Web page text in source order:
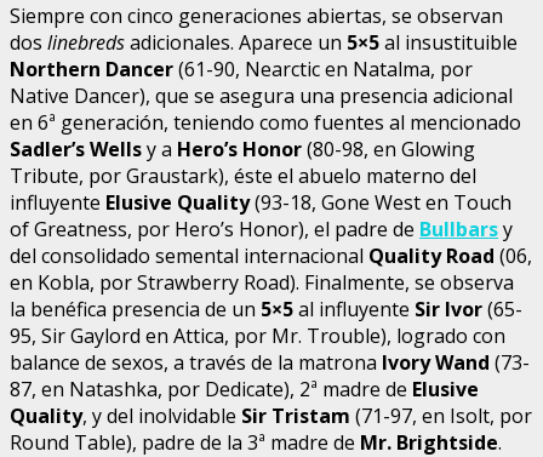
Siempre con cinco generaciones abiertas, se observan
dos linebredsadicionales. Aparece un 5×5al insustituible
Northern Dancer(61-90, Nearctic en Natalma, por
Native Dancer), que se asegura una presencia adicional
en 6ª generación, teniendo como fuentes al mencionado
Sadler’s Wellsy a Hero’s Honor(80-98, en Glowing
Tribute, por Graustark), éste el abuelo materno del
influyente Elusive Quality(93-18, Gone West en Touch
of Greatness, por Hero’s Honor), el padre de Bullbarsy
del consolidado semental internacional Quality Road (06,
en Kobla, por Strawberry Road). Finalmente, se observa
la benéfica presencia de un 5×5al influyente Sir Ivor(65-
95, Sir Gaylord en Attica, por Mr. Trouble), logrado con
balance de sexos, a través de la matrona Ivory Wand (73-
87, en Natashka, por Dedicate), 2ª madre de Elusive
Quality, y del inolvidable Sir Tristam (71-97, en Isolt, por
Round Table), padre de la 3ª madre de Mr. Brightside.